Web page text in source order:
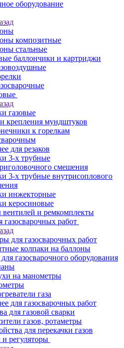
оборудование
композитные
стальные
баллончики и картриджи
газовые
крепления мундштуков
к горелкам
для резаков
3-х трубные
смешения
3-х трубные внутрисоплового
инжекторные
керосиновые
вентилей и ремкомплекты
газосварочных работ
для газосварочных работ
колпаки на баллоны
газосварочного оборудования
на манометры
газа
для газосварочных работ
для газовой сварки
газов, ротаметры
для перекачки газов
регуляторы